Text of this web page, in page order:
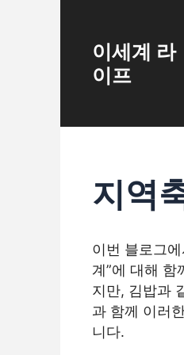
content이세계 라
이프
지역
이번 블로그
계”에 대해
지만, 김밥과
과 함께 이러
니다.